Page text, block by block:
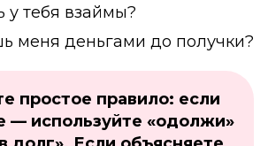
у тебя взаймы?
меня деньгами до получки?
простое правило: если
— используйте «одолжи»